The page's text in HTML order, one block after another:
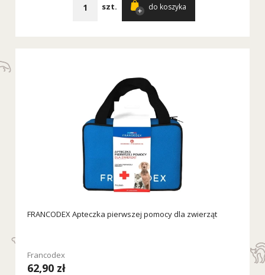
szt. do koszyka
FRANCODEX Apteczka pierwszej pomocy dla zwierząt
Francodex
62,90 zł